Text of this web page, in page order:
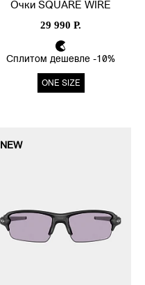
Очки SQUARE WIRE
29 990 Р.
Сплитом дешевле -10%
ONE SIZE
NEW